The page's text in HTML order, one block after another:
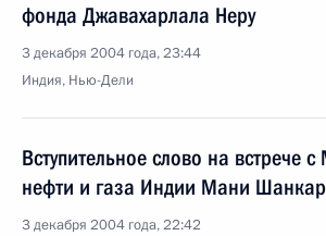
фонда Джавахарлала Неру
3 декабря 2004 года, 23:44
Индия, Нью-Дели
Вступительное слово на встрече
нефти и газа Индии Мани
3 декабря 2004 года, 22:42